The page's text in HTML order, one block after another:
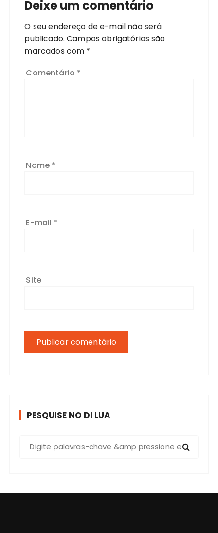
Deixe um comentário
O seu endereço de e-mail não será
publicado. Campos obrigatórios são
marcados com *
Comentário *
Nome *
E-mail *
Site
PESQUISE NO DI LUA